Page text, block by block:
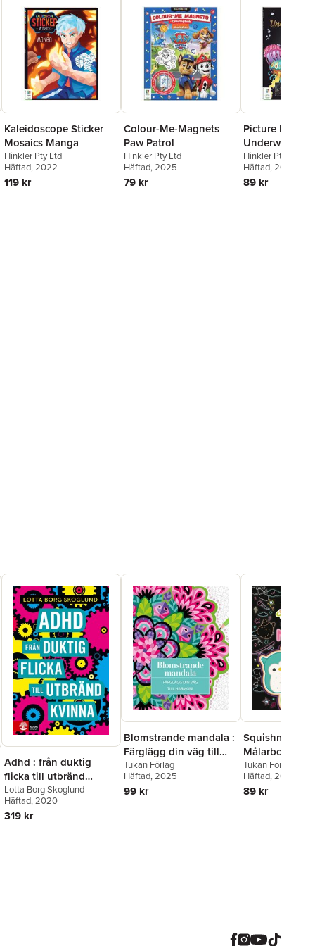
Kaleidoscope Sticker
Mosaics Manga
Hinkler Pty Ltd
Häftad, 2022
119 kr
Colour-Me-Magnets
Paw Patrol
Hinkler Pty Ltd
Häftad, 2025
79 kr
Picture Etch
Underwater
Hinkler Pty Ltd
Häftad, 2023
89 kr
Adhd : från duktig
flicka till utbränd
kvinna
Lotta Borg Skoglund
Häftad, 2020
319 kr
Blomstrande mandala :
Färglägg din väg till
harmoni
Tukan Förlag
Häftad, 2025
99 kr
Målarbok neon
Tukan Förlag
Häftad, 2024
89 kr